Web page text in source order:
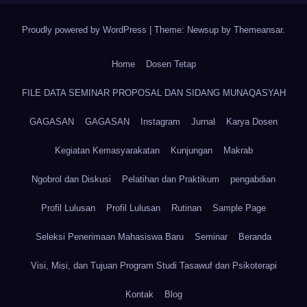
Proudly powered by WordPress Theme: Newsup by Themeansar.
Home Dosen Tetap
FILE DATA SEMINAR PROPOSAL DAN SIDANG MUNAQASYAH
GAGASAN GAGASAN Instagram Jurnal Karya Dosen
Kegiatan Kemasyarakatan Kunjungan Makrab
Ngobrol dan Diskusi Pelatihan dan Praktikum pengabdian
Profil Lulusan Profil Lulusan Rutinan Sample Page
Seleksi Penerimaan Mahasiswa Baru Seminar Beranda
Visi, Misi, dan Tujuan Program Studi Tasawuf dan Psikoterapi
Kontak Blog